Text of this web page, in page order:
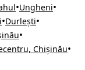
•Ungheni•
•Durlești•
•
Chișinău•